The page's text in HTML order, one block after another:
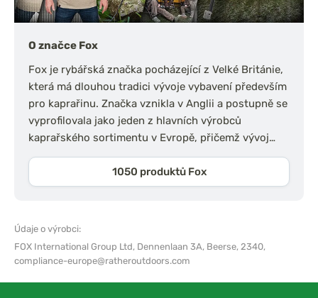
O značce Fox
Fox je rybářská značka pocházející z Velké Británie,
která má dlouhou tradici vývoje vybavení především
pro kaprařinu. Značka vznikla v Anglii a postupně se
vyprofilovala jako jeden z hlavních výrobců
kaprařského sortimentu v Evropě, přičemž vývoj…
1050 produktů Fox
Údaje o výrobci:
FOX International Group Ltd, Dennenlaan 3A, Beerse, 2340,
compliance-europe@ratheroutdoors.com